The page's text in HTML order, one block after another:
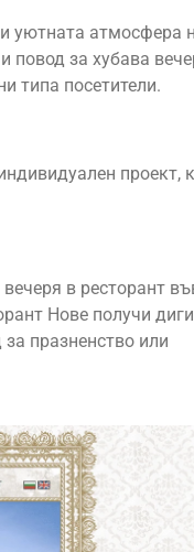
уютната атмосфера
повод за хубава
типа посетители.
проект,
в ресторант
Нове получи
празненство или